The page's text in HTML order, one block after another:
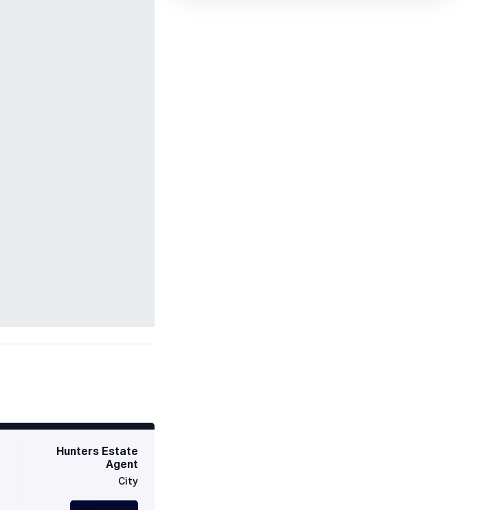
Hunters Estate
Agent
City